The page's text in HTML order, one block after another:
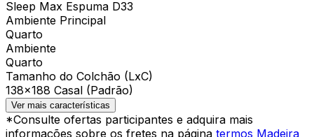
Sleep Max Espuma D33
Ambiente Principal
Quarto
Ambiente
Quarto
Tamanho do Colchão (LxC)
138×188 Casal (Padrão)
Ver mais características
*Consulte ofertas participantes e adquira mais
informações sobre os fretes na página termos Madeira